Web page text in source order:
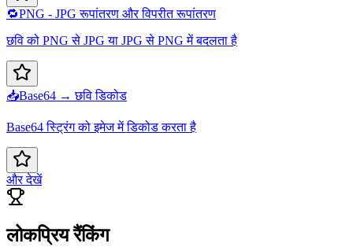
🔁PNG - JPG रूपांतरण और विपरीत रूपांतरण
छवि को PNG से JPG या JPG से PNG में बदलता है
📥Base64 → छवि डिकोड
Base64 स्ट्रिंग को इमेज में डिकोड करता है
और देखें
लोकप्रिय रैंकिंग